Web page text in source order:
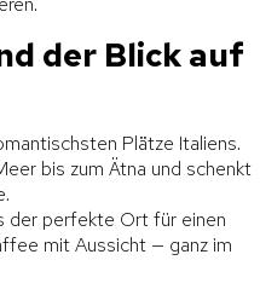
der Blick auf
Plätze Italiens.
bis zum Ätna und schenkt
der perfekte Ort für einen
mit Aussicht — ganz im